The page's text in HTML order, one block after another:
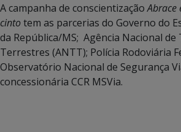
A campanha de conscientizaçãoAbrace
cintotem as parcerias do Governo do
da República/MS; Agência Nacional
Terrestres (ANTT); Polícia Rodoviária
Observatório Nacional de Segurança
concessionária CCR MSVia.